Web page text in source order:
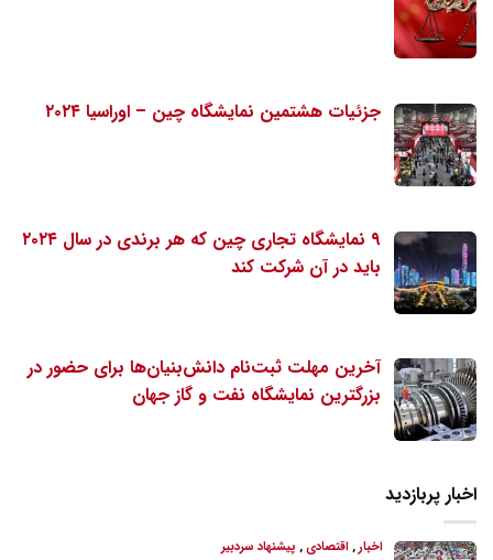
جزئیات هشتمین نمایشگاه چین – اوراسیا ۲۰۲۴
۹ نمایشگاه تجاری چین که هر برندی در سال ۲۰۲۴
باید در آن شرکت کند
آخرین مهلت ثبت‌نام دانش‌بنیان‌ها برای حضور در
بزرگترین نمایشگاه نفت و گاز جهان
اخبار پربازدید